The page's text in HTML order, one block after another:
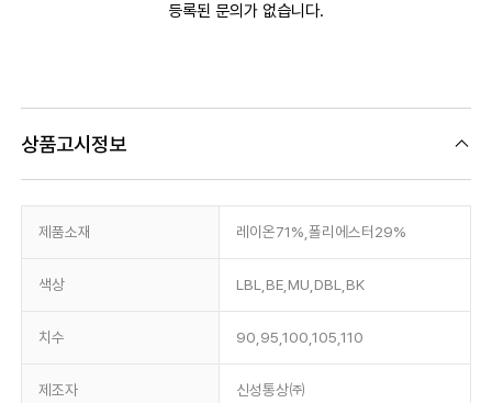
등록된 문의가 없습니다.
상품고시정보
제품소재 레이온71%,폴리에스터29%
색상 LBL,BE,MU,DBL,BK
치수 90,95,100,105,110
제조자 신성통상㈜